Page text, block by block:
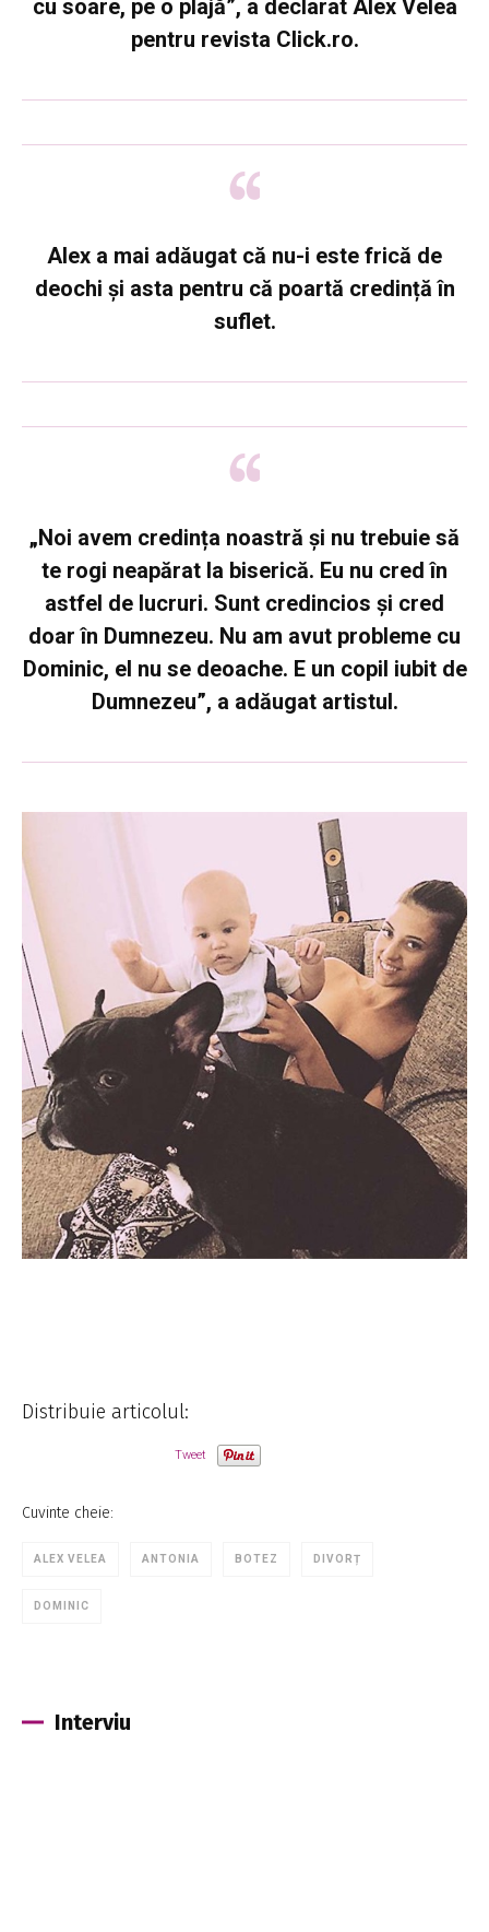
cu soare, pe o plajă”, a declarat Alex Velea
pentru revista Click.ro.
Alex a mai adăugat că nu-i este frică de
deochi și asta pentru că poartă credință în
suflet.
„Noi avem credința noastră și nu trebuie să
te rogi neapărat la biserică. Eu nu cred în
astfel de lucruri. Sunt credincios și cred
doar în Dumnezeu. Nu am avut probleme cu
Dominic, el nu se deoache. E un copil iubit de
Dumnezeu”, a adăugat artistul.
Distribuie articolul:
Tweet
Cuvinte cheie:
ALEX VELEA ANTONIA BOTEZ DIVORȚ
DOMINIC
Interviu